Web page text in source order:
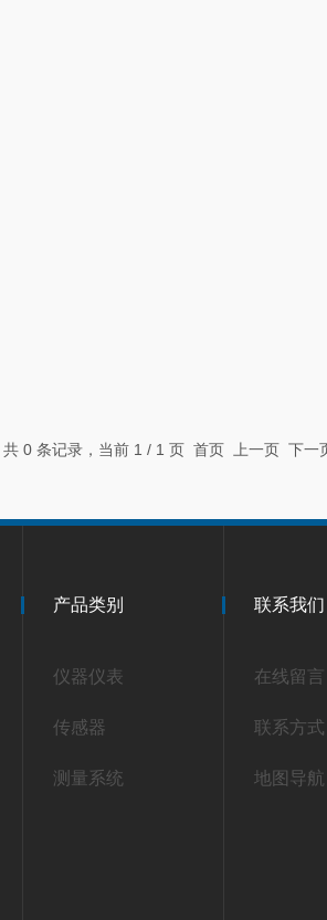
共 0 条记录，当前 1 / 1 页 首页 上一页 下
产品类别
仪器仪表
传感器
测量系统
联系我们
在线留言
联系方式
地图导航